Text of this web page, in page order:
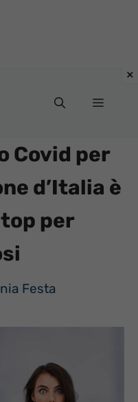
Menu
Covid per
d’Italia è
per
Festa